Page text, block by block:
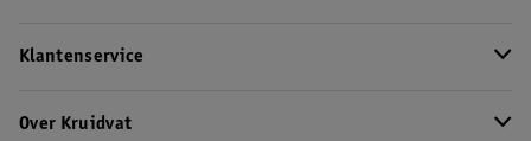
Klantenservice
Over Kruidvat